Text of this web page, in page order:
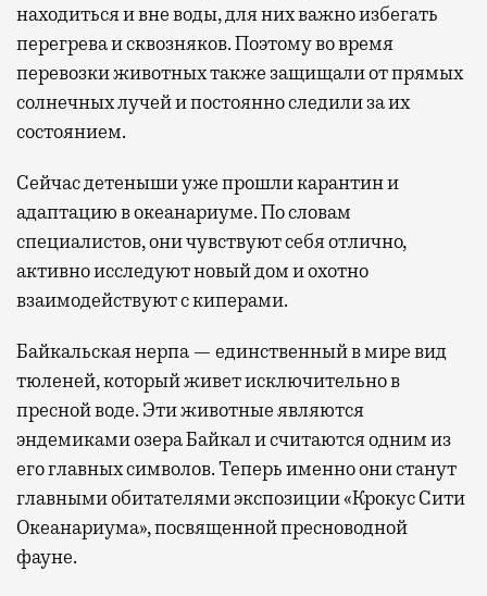
находиться и вне воды, для них важно избегать
перегрева и сквозняков. Поэтому во время
перевозки животных также защищали от прямых
солнечных лучей и постоянно следили за их
состоянием.
Сейчас детеныши уже прошли карантин и
адаптацию в океанариуме. По словам
специалистов, они чувствуют себя отлично,
активно исследуют новый дом и охотно
взаимодействуют с киперами.
Байкальская нерпа — единственный в мире вид
тюленей, который живет исключительно в
пресной воде. Эти животные являются
эндемиками озера Байкал и считаются одним из
его главных символов. Теперь именно они станут
главными обитателями экспозиции «Крокус Сити
Океанариума», посвященной пресноводной
фауне.